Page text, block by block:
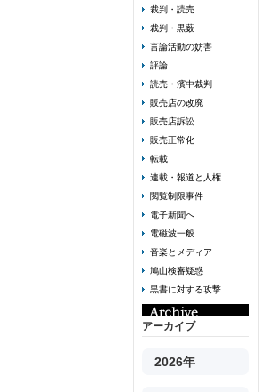
裁判・読売
裁判・黒薮
言論活動の妨害
評論
読売・濱中裁判
販売店の改廃
販売店訴訟
販売正常化
転載
連載・報道と人権
閲覧制限事件
電子新聞へ
電磁波一般
音楽とメディア
鳩山検審疑惑
黒書に対する攻撃
アーカイブ
2026年